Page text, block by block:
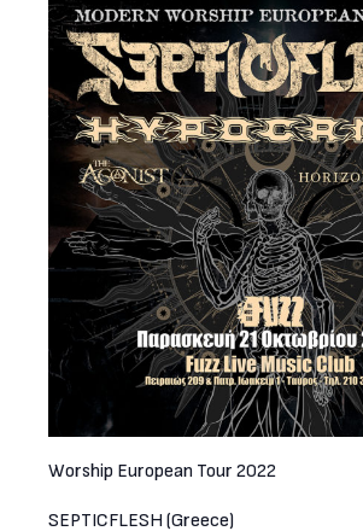
Worship European Tour 2022
SEPTICFLESH (Greece)